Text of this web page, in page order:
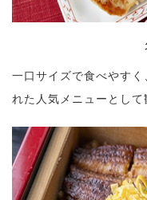
一口サイズで食べやす
れた人気メニューとして